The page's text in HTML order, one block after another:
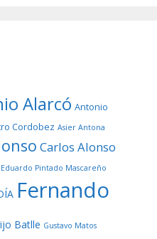
Alarcó Antonio
Cordobez Asier Antona
Carlos Alonso
Eduardo Pintado Mascareño
Fernando
Batlle Gustavo Matos